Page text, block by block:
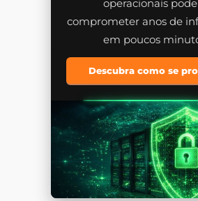
operacionais
comprometer anos de
em poucos
Descubra como se